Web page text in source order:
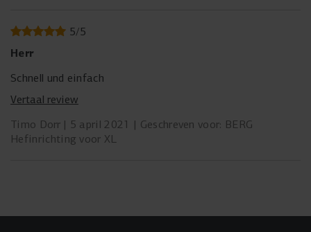
5/5
Herr
Schnell und einfach
Vertaal review
Timo Dorr
5 april 2021
Geschreven voor: BERG
Hefinrichting voor XL